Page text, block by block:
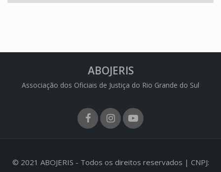
ABOJERIS
Associação dos Oficiais de Justiça do Rio Grande do Sul
FacebookInstagram
Youtube
© 2021 ABOJERIS - Todos os direitos reservados | CNPJ: